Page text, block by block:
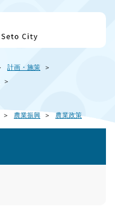
計画・施策
農業振興 農業政策